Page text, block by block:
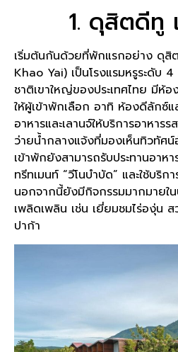
1. ดุสิตดีทู
เริ่มต้นกันด้วยที่พักแรกอย่าง ดุสิ
Khao Yai) เป็นโรงแรมหรูระดับ
ชาติเขาใหญ่ของประเทศไทย มีห้
ให้ผู้เข้าพักเลือก อาทิ ห้องดีลักซ์
อาหารและเลานจ์ให้บริการอาหาร
ว่ายน้ำกลางแจ้งที่มองเห็นทิวทัศ
เข้าพักยังสามารถรับประทานอาห
ทรีทเมนท์ “วีโนบำบัด” และใช้บริก
นอกจากนี้ยังมีกิจกรรมมากมายใ
เพลิดเพลิน เช่น เยี่ยมชมไร่องุ่น
ปาก้า